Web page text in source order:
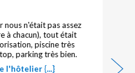
nous n'était pas assez
à chacun), tout était
piscine très
parking très bien.
l'hôtelier {...}